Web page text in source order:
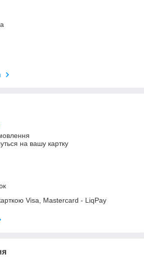
на вашу картку
Visa, Mastercard - LiqPay